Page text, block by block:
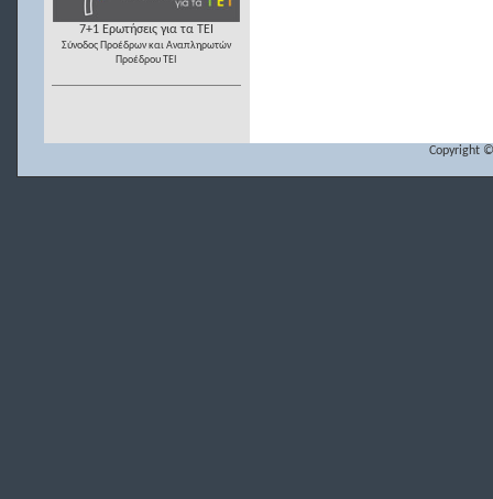
7+1 Ερωτήσεις για τα ΤΕΙ
Σύνοδος Προέδρων και Αναπληρωτών
Προέδρου ΤΕΙ
Copyright